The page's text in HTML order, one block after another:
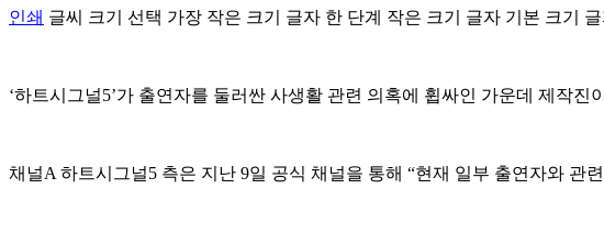
인쇄 글씨 크기 선택 가장 작은 크기 글자 한 단계 작은 크기 글자 기본 크기
‘하트시그널5’가 출연자를 둘러싼 사생활 관련 의혹에 휩싸인 가운데 제작진
채널A 하트시그널5 측은 지난 9일 공식 채널을 통해 “현재 일부 출연자와 관